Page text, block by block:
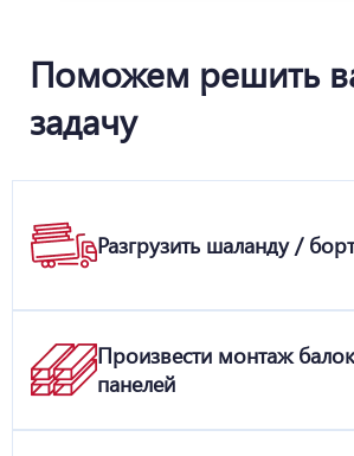
Поможем решить
задачу
Разгрузить шаланду /
Произвести монтаж
панелей